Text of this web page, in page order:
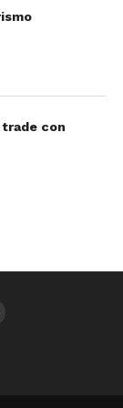
tendrás
con